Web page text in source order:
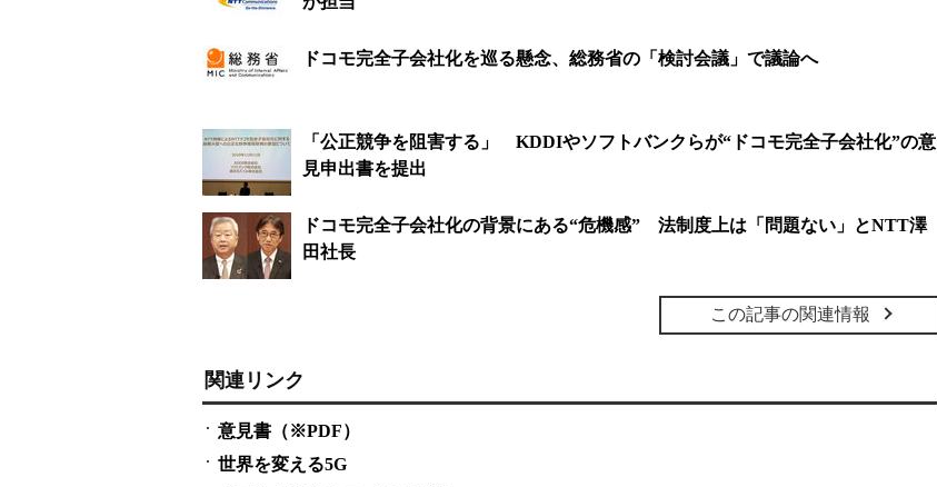
ドコモ完全子会社化を巡る懸念、総務省の「検討会議」で議論へ
「公正競争を阻害する」 KDDIやソフトバンクらが“ドコモ完全子会社化”の意
見申出書を提出
ドコモ完全子会社化の背景にある“危機感” 法制度上は「問題ない」とNTT澤
田社長
この記事の関連情報
関連リンク
意見書（※PDF）
世界を変える5G